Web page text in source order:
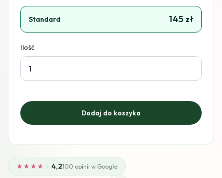
Standard 145 zł
Ilość
★★★★ 4,2100 opinii w Google